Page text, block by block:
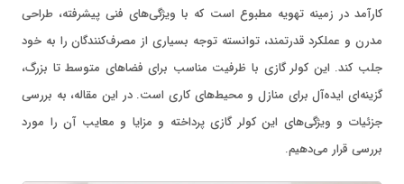
کارآمد در زمینه تهویه مطبوع است که با ویژگی‌های فنی پیشرفته، طراحی
مدرن و عملکرد قدرتمند، توانسته توجه بسیاری از مصرف‌کنندگان را به خود
جلب کند. این کولر گازی با ظرفیت مناسب برای فضاهای متوسط تا بزرگ،
گزینه‌ای ایده‌آل برای منازل و محیط‌های کاری است. در این مقاله، به بررسی
جزئیات و ویژگی‌های این کولر گازی پرداخته و مزایا و معایب آن را مورد
بررسی قرار می‌دهیم.